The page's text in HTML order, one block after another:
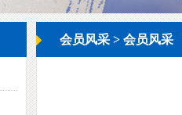
会员风采 > 会员风采